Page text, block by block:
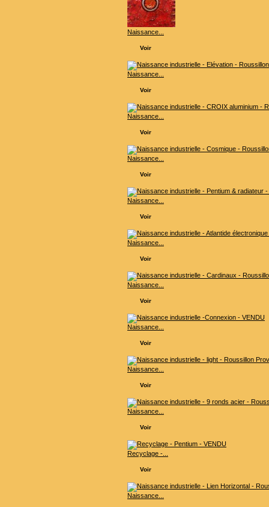
Naissance...
Voir
Naissance...
Voir
Naissance...
Voir
Naissance...
Voir
Naissance...
Voir
Naissance...
Voir
Naissance...
Voir
Naissance...
Voir
Naissance...
Voir
Naissance...
Voir
Recyclage -...
Voir
Naissance...